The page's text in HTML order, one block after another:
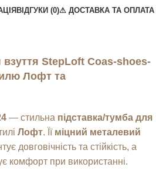
ВІДГУКИ (0)⚠︎ ДОСТАВКА ТА ОПЛАТА
взуття StepLoft Coas-shoes-
Лофт та
— стильна підставка/тумба для
Лофт. Її міцний металевий
довговічність та стійкість, а
комфорт при використанні.